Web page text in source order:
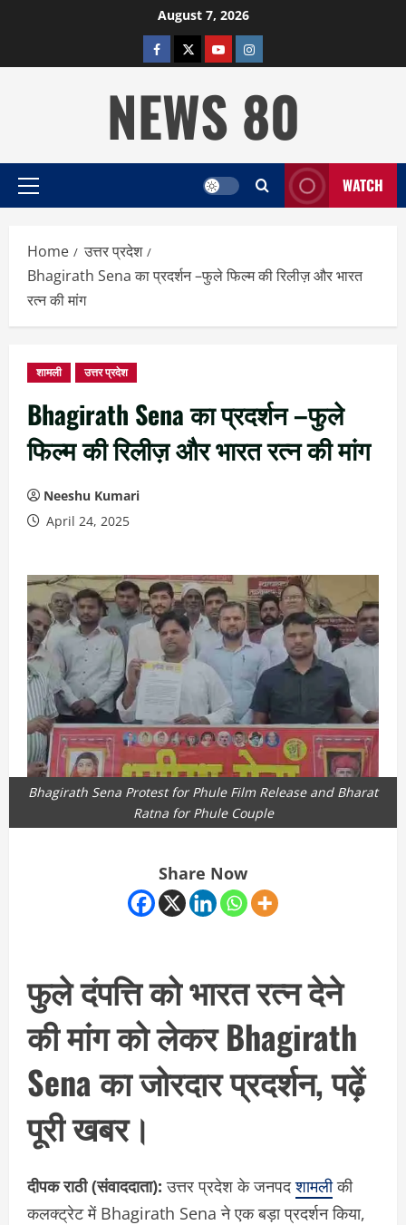
August 7, 2026
facebooktwitterYOUTUBE
instagram
NEWS 80
Primary
WATCH
Home
उत्तर प्रदेश
Bhagirath Sena का प्रदर्शन –फुले फिल्म की रिलीज़ और भारत
रत्न की मांग
शामली उत्तर प्रदेश
Bhagirath Sena का प्रदर्शन –फुले
फिल्म की रिलीज़ और भारत रत्न की मांग
Neeshu Kumari
April 24, 2025
Bhagirath Sena Protest for Phule Film Release and Bharat
Ratna for Phule Couple
Share Now
फुले दंपत्ति को भारत रत्न देने
की मांग को लेकर Bhagirath
Sena का जोरदार प्रदर्शन, पढ़ें
पूरी खबर।
दीपक राठी (संवाददाता): उत्तर प्रदेश के जनपदशामलीकी
कलक्ट्रेट में Bhagirath Sena ने एक बड़ा प्रदर्शन किया,